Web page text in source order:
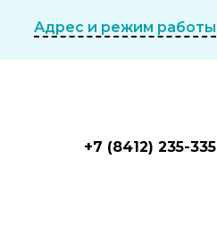
Адрес и режим работы
+7 (8412) 235-335